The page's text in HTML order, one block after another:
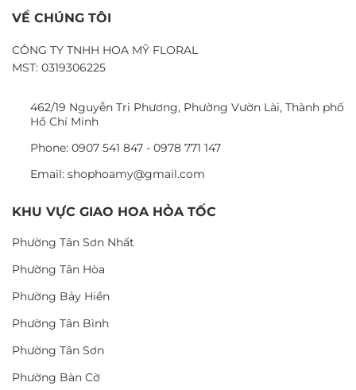
VỀ CHÚNG TÔI
CÔNG TY TNHH HOA MỸ FLORAL
MST: 0319306225
462/19 Nguyễn Tri Phương, Phường Vườn Lài, Thành phố
Hồ Chí Minh
Phone: 0907 541 847 - 0978 771 147
Email: shophoamy@gmail.com
KHU VỰC GIAO HOA HỎA TỐC
Phường Tân Sơn Nhất
Phường Tân Hòa
Phường Bảy Hiền
Phường Tân Bình
Phường Tân Sơn
Phường Bàn Cờ